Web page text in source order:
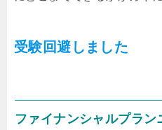
受験回避しました
ファイナンシャルプラン